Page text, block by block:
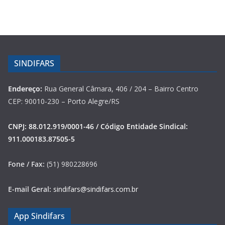
SINDIFARS
Endereço: Rua General Câmara, 406 / 204 – Bairro Centro
CEP: 90010-230 – Porto Alegre/RS
CNPJ: 88.012.919/0001-46 / Código Entidade Sindical:
911.000183.87505-5
Fone / Fax: (51) 980228696
E-mail Geral: sindifars@sindifars.com.br
App Sindifars